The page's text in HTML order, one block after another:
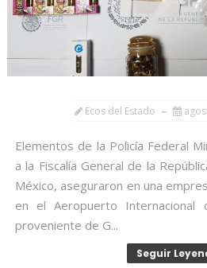
Ecos del Estado
Elementos de la Policía Federal
a la Fiscalía General de la
México, aseguraron en una
en el Aeropuerto Internacional
proveniente de G...
Seguir